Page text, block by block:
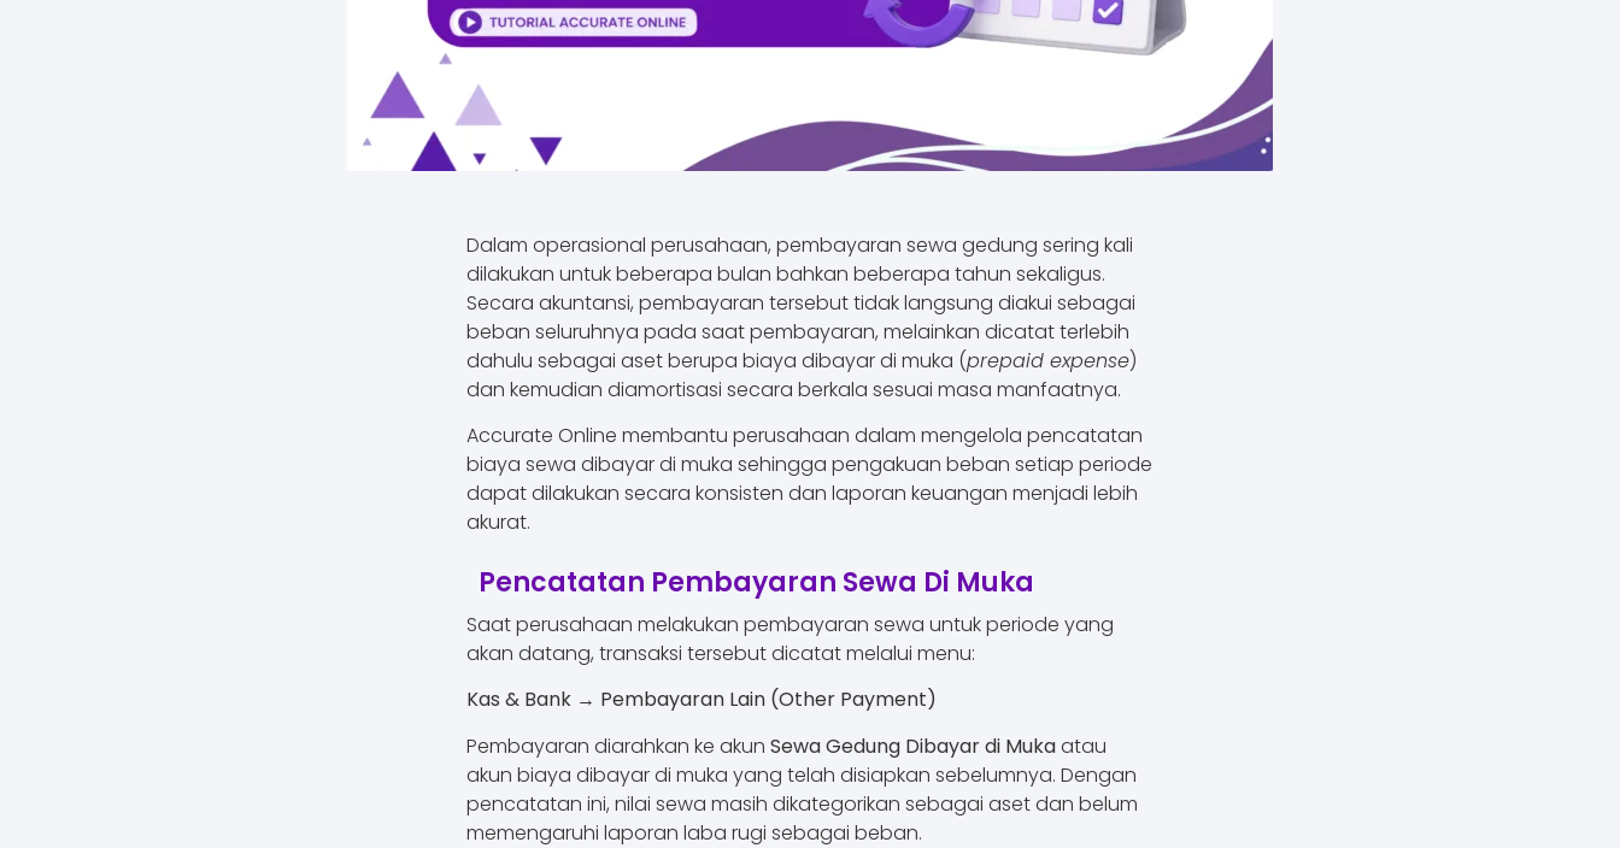
Dalam operasional perusahaan, pembayaran sewa gedung sering kali
dilakukan untuk beberapa bulan bahkan beberapa tahun sekaligus.
Secara akuntansi, pembayaran tersebut tidak langsung diakui sebagai
beban seluruhnya pada saat pembayaran, melainkan dicatat terlebih
dahulu sebagai aset berupa biaya dibayar di muka (prepaid expense)
dan kemudian diamortisasi secara berkala sesuai masa manfaatnya.
Accurate Online membantu perusahaan dalam mengelola pencatatan
biaya sewa dibayar di muka sehingga pengakuan beban setiap periode
dapat dilakukan secara konsisten dan laporan keuangan menjadi lebih
akurat.
Pencatatan Pembayaran Sewa Di Muka
Saat perusahaan melakukan pembayaran sewa untuk periode yang
akan datang, transaksi tersebut dicatat melalui menu:
Kas & Bank → Pembayaran Lain (Other Payment)
Pembayaran diarahkan ke akun Sewa Gedung Dibayar di Mukaatau
akun biaya dibayar di muka yang telah disiapkan sebelumnya. Dengan
pencatatan ini, nilai sewa masih dikategorikan sebagai aset dan belum
memengaruhi laporan laba rugi sebagai beban.